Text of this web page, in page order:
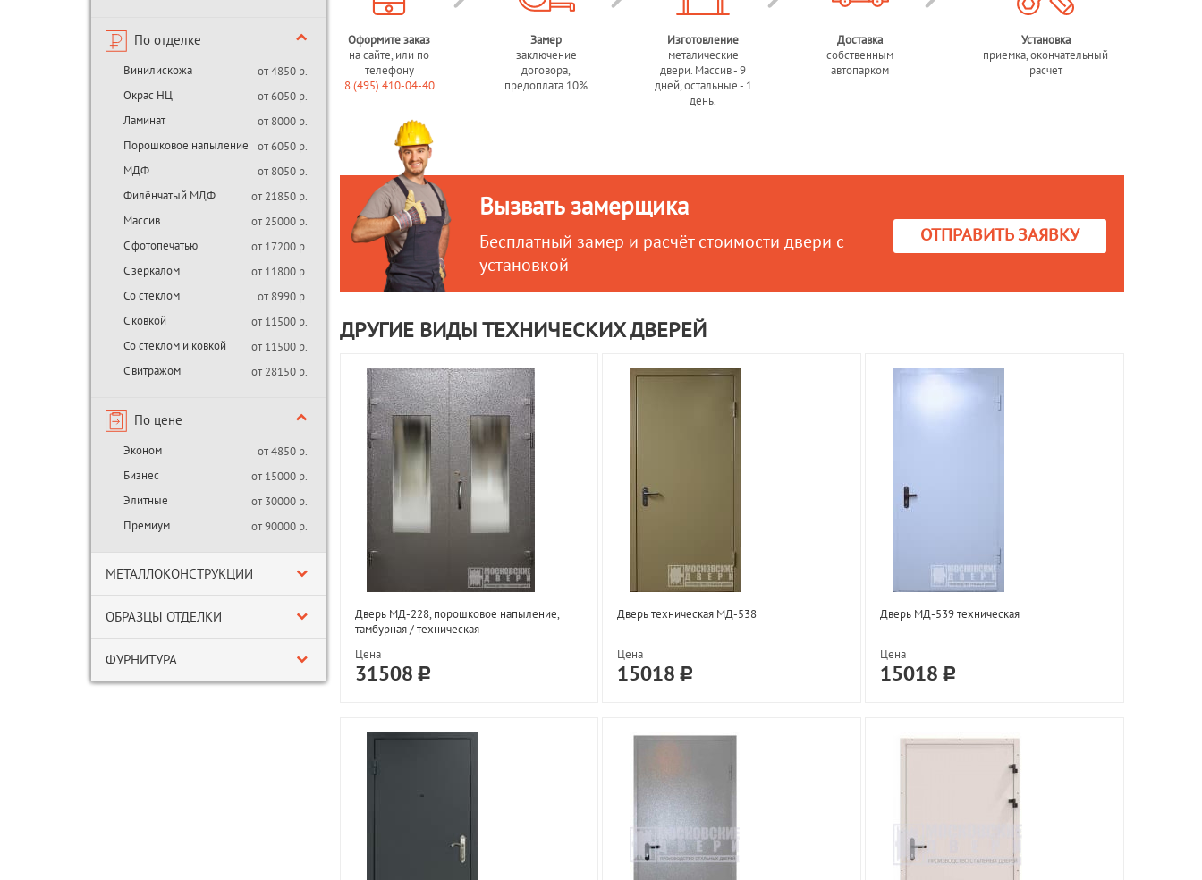
По отделке
Винилискожа
от 4850 р.
Окрас НЦ
от 6050 р.
Ламинат
от 8000 р.
Порошковое напыление
от 6050 р.
МДФ
от 8050 р.
Филёнчатый МДФ
от 21850 р.
Массив
от 25000 р.
С фотопечатью
от 17200 р.
С зеркалом
от 11800 р.
Со стеклом
от 8990 р.
С ковкой
от 11500 р.
Со стеклом и ковкой
от 11500 р.
С витражом
от 28150 р.
По цене
Эконом
от 4850 р.
Бизнес
от 15000 р.
Элитные
от 30000 р.
Премиум
от 90000 р.
МЕТАЛЛОКОНСТРУКЦИИ
ОБРАЗЦЫ ОТДЕЛКИ
ФУРНИТУРА
Оформите заказ
на сайте, или по
телефону
8 (495) 410-04-40
Замер
заключение
договора,
предоплата 10%
Изготовление
металические
двери. Массив - 9
дней, остальные - 1
день.
Доставка
собственным
автопарком
Установка
приемка, окончательный
расчет
Вызвать замерщика
Бесплатный замер и расчёт стоимости двери с
установкой
ОТПРАВИТЬ ЗАЯВКУ
ДРУГИЕ ВИДЫ ТЕХНИЧЕСКИХ ДВЕРЕЙ
Дверь МД-228, порошковое напыление,
тамбурная / техническая
Цена
31508
Дверь техническая МД-538
Цена
15018
Дверь МД-539 техническая
Цена
15018